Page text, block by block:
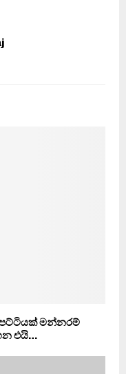
මන්නරම්
එයි…